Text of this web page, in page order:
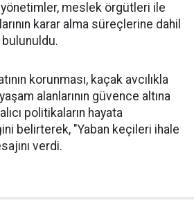
yönetimler, meslek örgütleri ile
karar alma süreçlerine dahil
bulunuldu.
korunması, kaçak avcılıkla
alanlarının güvence altına
politikaların hayata
belirterek, "Yaban keçileri ihale
verdi.